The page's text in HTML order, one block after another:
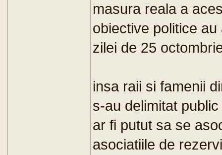
masura reala a
obiective politice
zilei de 25
insa raii si famenii
s-au delimitat
ar fi putut sa se
asociatiile de